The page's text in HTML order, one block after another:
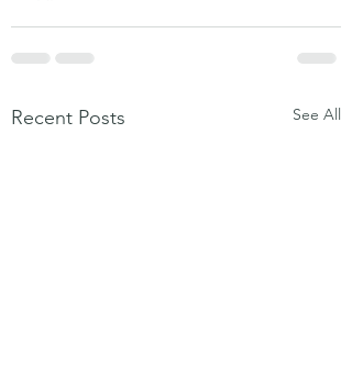
Recent Posts See All